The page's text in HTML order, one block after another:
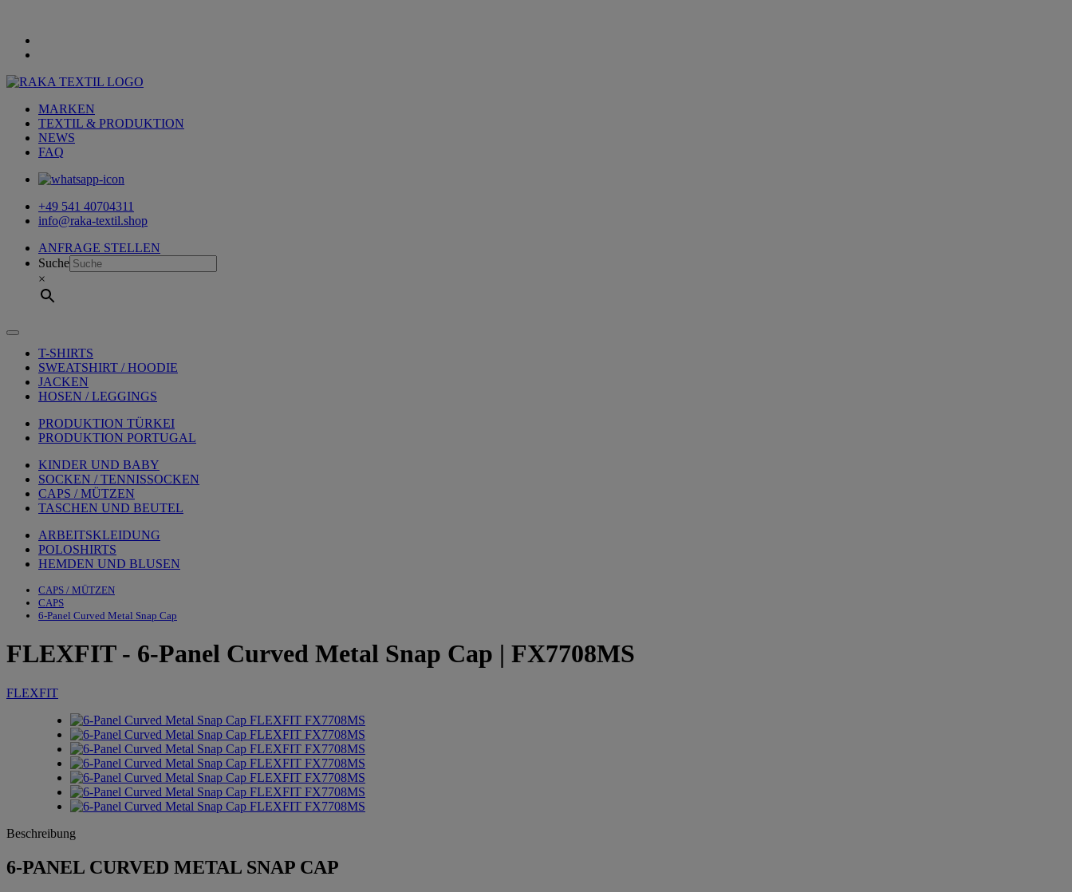
MARKEN
TEXTIL & PRODUKTION
NEWS
FAQ
+49 541 40704311
info@raka-textil.shop
ANFRAGE STELLEN
Suche
×
T-SHIRTS
SWEATSHIRT / HOODIE
JACKEN
HOSEN / LEGGINGS
PRODUKTION TÜRKEI
PRODUKTION PORTUGAL
KINDER UND BABY
SOCKEN / TENNISSOCKEN
CAPS / MÜTZEN
TASCHEN UND BEUTEL
ARBEITSKLEIDUNG
POLOSHIRTS
HEMDEN UND BLUSEN
CAPS / MÜTZEN
CAPS
6-Panel Curved Metal Snap Cap
FLEXFIT- 6-Panel Curved Metal Snap Cap | FX7708MS
FLEXFIT
Beschreibung
6-PANEL CURVED METAL SNAP CAP